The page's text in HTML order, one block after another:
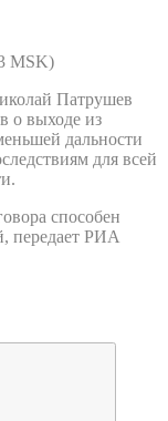
MSK)
Патрушев
о выходе из
дальности
для всей
способен
передает РИА